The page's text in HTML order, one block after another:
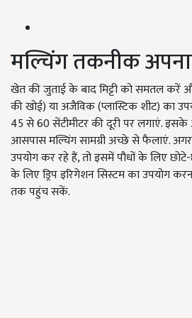
मल्चिंग तकनीक
खेत की जुताई के बाद मिट्टी को समतल करें
की खोई) या अजैविक (प्लास्टिक शीट) का
45 से 60 सेंटीमीटर की दूरी पर लगाएं. इसके
आसपास मल्चिंग सामग्री अच्छे से फैलाएं.
उपयोग कर रहे हैं, तो इसमें पौधों के लिए
के लिए ड्रिप इरिगेशन सिस्टम का उपयोग
तक पहुंच सकें.